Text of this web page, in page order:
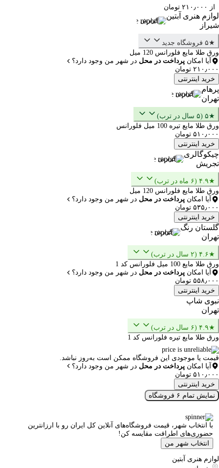
از ۲۱۰٫۰۰۰ تومان
لوازم هنری آبتین
شیراز
گزارش
★۵ فروشگاه جدید
ورق طلا مایع فلورانس 120 میل
آیا امکان پرداخت در محل در شهر من وجود دارد؟
۲۱۰٫۰۰۰ تومان
خرید اینترنتی
پرهام
تهران
گزارش
★۵ (۵ سال در ترب)
ورق طلا مایع تیره 100 میل فلورانس
۵۱۰٫۰۰۰ تومان
خرید اینترنتی
چیکوگالری
تجریش
گزارش
★۴.۹ (۶ ماه در ترب)
ورق طلا مایع فلورانس 120 میل
آیا امکان پرداخت در محل در شهر من وجود دارد؟
۵۳۵٫۰۰۰ تومان
خرید اینترنتی
گلستان رنگ
تهران
گزارش
★۴.۶ (۲ سال در ترب)
ورق طلا مایع 100 میل فلورانس کد 1
آیا امکان پرداخت در محل در شهر من وجود دارد؟
۵۵۸٫۰۰۰ تومان
خرید اینترنتی
نبوی شاپ
تهران
★۴.۹ (۶ سال در ترب)
ورق طلا مایع تیره فلورانس کد 1
قیمت یا موجودی این فروشگاه ممکن است به‌روز نباشد.
آیا امکان پرداخت در محل در شهر من وجود دارد؟
۵۱۰٫۰۰۰ تومان
خرید اینترنتی
نمایش تمام ۶ فروشگاه
با انتخاب شهر، قیمت فروشگاه‌های آنلاین کل ایران رو با ارزانترین
حضوری‌های اطرافت مقایسه کن!
انتخاب شهر من
لوازم هنری آبتین